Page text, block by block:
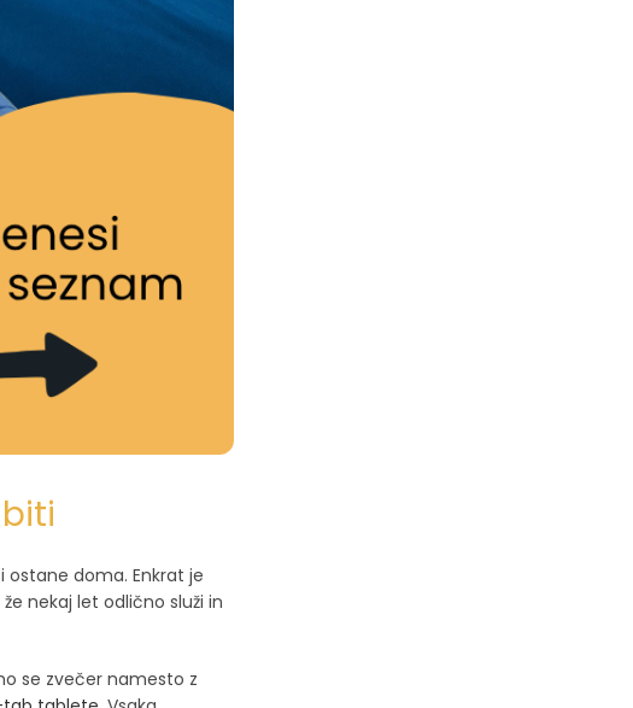
ostane doma. Enkrat je
nekaj let odlično služi in
se zvečer namesto z